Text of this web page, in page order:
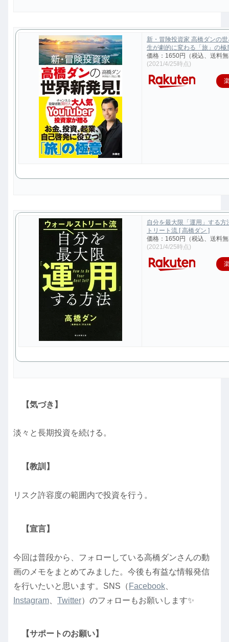
新・冒険投資家 高橋ダンの
生が劇的に変わる「旅」の極
価格：1650円（税込、送料
(2021/4/25時点)
自分を最大限「運用」する方
トリート流 [ 高橋ダン ]
価格：1650円（税込、送料
(2021/4/25時点)
【気づき】
淡々と長期投資を続ける。
【教訓】
リスク許容度の範囲内で投資を行う。
【宣言】
今回は普段から、フォローしている高橋ダンさんの動
画のメモをまとめてみました。今後も有益な情報発信
を行いたいと思います。SNS（ Facebook
Instagram
Twitter）のフォローもお願いします✨
【サポートのお願い】